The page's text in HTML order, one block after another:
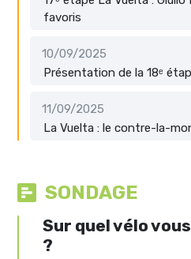
favoris
10/09/2025
Présentation de la 18ᵉ
11/09/2025
La Vuelta : le contre-la-
SONDAGE
Sur quel vélo
?